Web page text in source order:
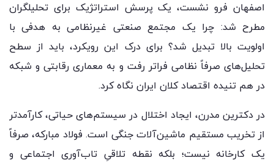
اصفهان فرو نشست، یک پرسش استراتژیک برای تحلیلگران
مطرح شد: چرا یک مجتمع صنعتی غیرنظامی به هدفی با
اولویت بالا تبدیل شد؟ برای درک این رویکرد، باید از سطح
تحلیل‌های صرفاً نظامی فراتر رفت و به معماری رقابتی و شبکه
در هم تنیده اقتصاد کلان ایران نگاه کرد.
در دکترین مدرن، ایجاد اختلال در سیستم‌های حیاتی، کارآمدتر
از تخریب مستقیم ماشین‌آلات جنگی است. فولاد مبارکه، صرفاً
یک کارخانه نیست؛ بلکه نقطه تلاقیِ تاب‌آوری اجتماعی و